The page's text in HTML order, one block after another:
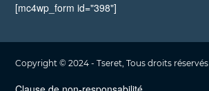
[mc4wp_form id="398"]
Copyright © 2024 - Tseret, Tous droits réservés